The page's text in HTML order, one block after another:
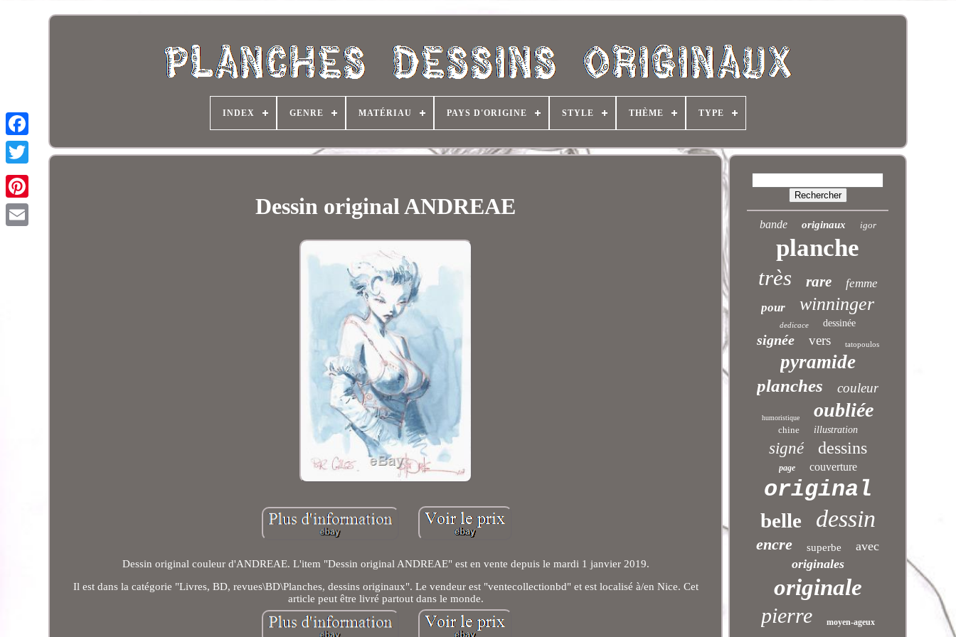
INDEX GENRE MATÉRIAU PAYS D'ORIGINE STYLE THÈME TYPE
Dessin original ANDREAE
Dessin original couleur d'ANDREAE. L'item "Dessin original ANDREAE" est en vente depuis le mardi 1 janvier 2019.
Il est dans la catégorie "Livres, BD, revues\BD\Planches, dessins originaux". Le vendeur est "ventecollectionbd" et est localisé à/en Nice. Cet
article peut être livré partout dans le monde.
bande originaux igor
planche
très rare
femme
pour
winninger
dedicace dessinée
signée vers tatopoulos
pyramide
planches couleur
humoristique oubliée
chine illustration
signé dessins
page couverture
original
belle dessin
encre superbe
avec
originales
originale
pierre moyen-ageux